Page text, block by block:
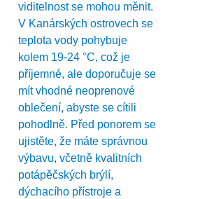
viditelnost se mohou měnit.
V Kanárských ostrovech se
teplota vody pohybuje
kolem 19-24 °C, což je
příjemné, ale doporučuje se
mít vhodné neoprenové
oblečení, abyste se cítili
pohodlně. Před ponorem se
ujistěte, že máte správnou
výbavu, včetně kvalitních
potápěčských brýlí,
dýchacího přístroje a